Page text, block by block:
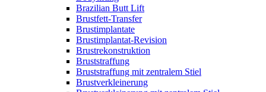
Brazilian Butt Lift
Brustfett-Transfer
Brustimplantate
Brustimplantat-Revision
Brustrekonstruktion
Bruststraffung
Bruststraffung mit zentralem Stiel
Brustverkleinerung